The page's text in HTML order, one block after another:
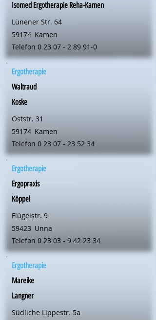
Isomed Ergotherapie Reha-Kamen
Lünener Str. 64
59174 Kamen
Telefon 0 23 07 - 2 89 91-0
Ergotherapie
Waltraud
Koske
Oststr. 31
59174 Kamen
Telefon 0 23 07 - 23 52 34
Ergotherapie
Ergopraxis
Köppel
Flügelstr. 9
59423 Unna
Telefon 0 23 03 - 9 42 23 34
Ergotherapie
Mareike
Langner
Südliche Lippestr. 5a